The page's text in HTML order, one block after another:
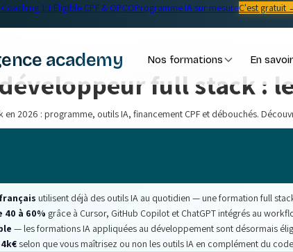
·Coaching 1:1·Éligible CPF & OPCOProgramme IA sur mesureC'est gratuit
academy Nos formations En
full stack :
en 2026 : programme, outils IA, financement CPF et débouchés.
utilisent déjà des outils IA au quotidien — une formation full
à 60% grâce à Cursor, GitHub Copilot et ChatGPT intégrés au
— les formations IA appliquées au développement sont désormais
selon que vous maîtrisez ou non les outils IA en complément du code